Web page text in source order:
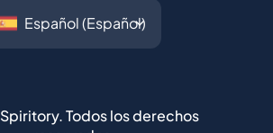
Todos los derechos
reservados